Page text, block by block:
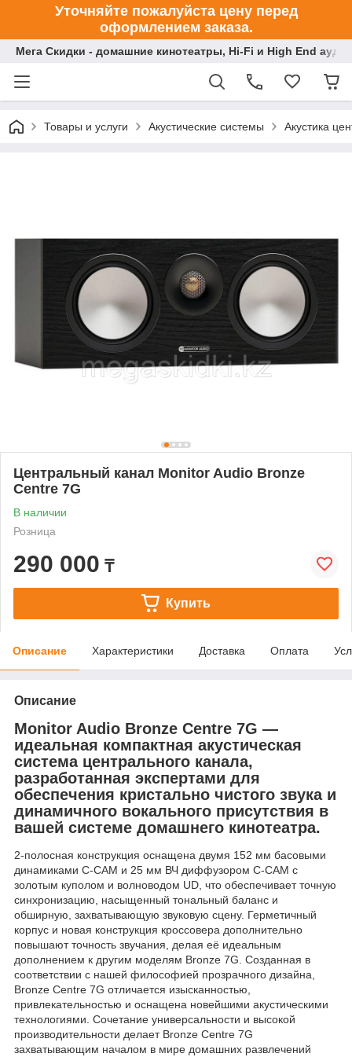
Уточняйте пожалуйста цену перед
оформлением заказа.
Мега Скидки - домашние кинотеатры, Hi-Fi и High End
Товары и услуги Акустические системы Акустика
Центральный канал Monitor Audio Bronze
Centre 7G
В наличии
Розница
290 000 ₸
Купить
Описание Характеристики Доставка Оплата
Описание
Monitor Audio Bronze Centre 7G —
идеальная компактная акустическая
система центрального канала,
разработанная экспертами для
обеспечения кристально чистого звука и
динамичного вокального присутствия в
вашей системе домашнего кинотеатра.
2-полосная конструкция оснащена двумя 152 мм басовыми
динамиками C-CAM и 25 мм ВЧ диффузором C-CAM с
золотым куполом и волноводом UD, что обеспечивает точную
синхронизацию, насыщенный тональный баланс и
обширную, захватывающую звуковую сцену. Герметичный
корпус и новая конструкция кроссовера дополнительно
повышают точность звучания, делая её идеальным
дополнением к другим моделям Bronze 7G. Созданная в
соответствии с нашей философией прозрачного дизайна,
Bronze Centre 7G отличается изысканностью,
привлекательностью и оснащена новейшими акустическими
технологиями. Сочетание универсальности и высокой
производительности делает Bronze Centre 7G
захватывающим началом в мире домашних развлечений